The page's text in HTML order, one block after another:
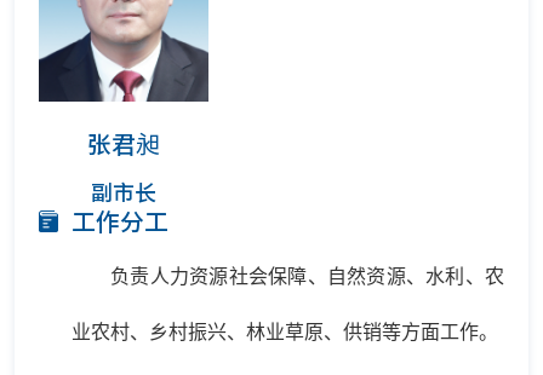
张君昶
副市长
工作分工
负责人力资源社会保障、自然资源、水利、农
业农村、乡村振兴、林业草原、供销等方面工作。